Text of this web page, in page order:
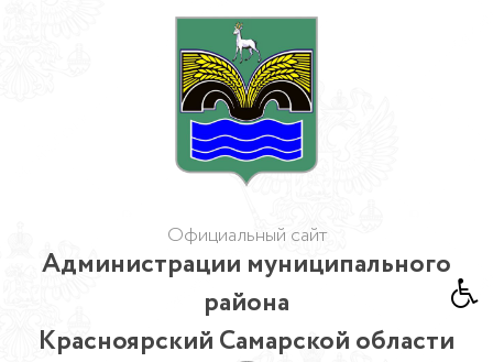
Официальный сайт
Администрации муниципального
района
Красноярский Самарской области